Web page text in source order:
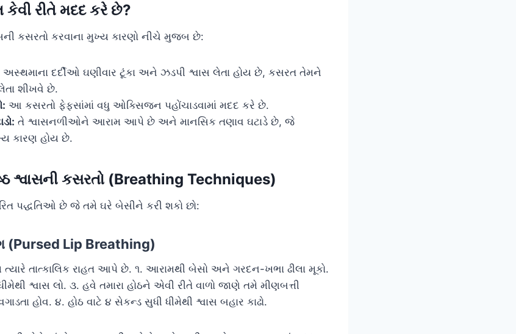
રીતે મદદ કરે છે?
કસરતો કરવાના મુખ્ય કારણો નીચે મુજબ છે:
અસ્થમાના દર્દીઓ ઘણીવાર ટૂંકા અને ઝડપી શ્વાસ લેતા હોય છે, કસરત તેમને
શીખવે છે.
આ કસરતો ફેફસાંમાં વધુ ઓક્સિજન પહોંચાડવામાં મદદ કરે છે.
તે શ્વાસનળીઓને આરામ આપે છે અને માનસિક તણાવ ઘટાડે છે, જે
કારણ હોય છે.
શ્વાસની કસરતો (Breathing Techniques)
પદ્ધતિઓ છે જે તમે ઘરે બેસીને કરી શકો છો:
(Pursed Lip Breathing)
તાત્કાલિક રાહત આપે છે. ૧. આરામથી બેસો અને ગરદન-ખભા ઢીલા મૂકો.
શ્વાસ લો. ૩. હવે તમારા હોઠને એવી રીતે વાળો જાણે તમે મીણબત્તી
હોવ. ૪. હોઠ વાટે ૪ સેકન્ડ સુધી ધીમેથી શ્વાસ બહાર કાઢો.